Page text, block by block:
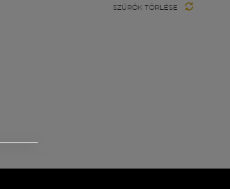
SZŰRŐK TÖRLÉSE